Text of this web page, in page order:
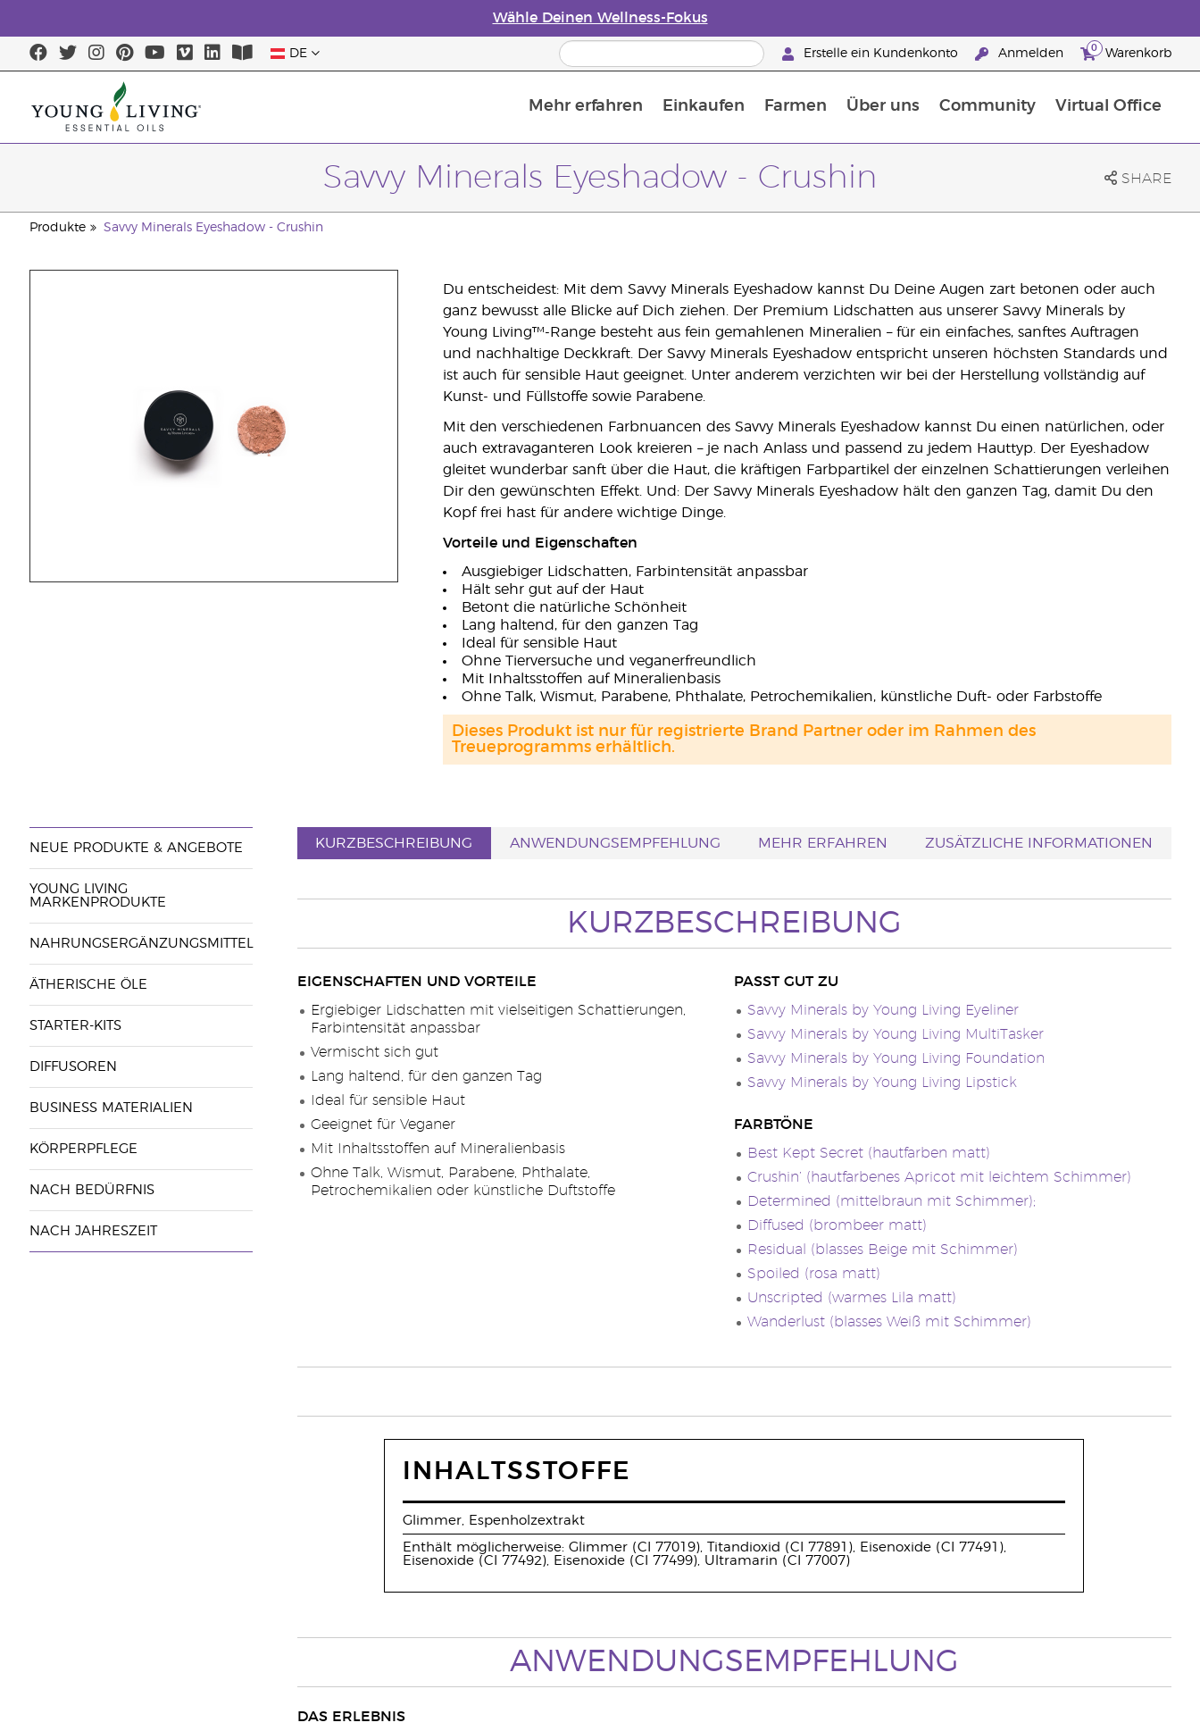
Wähle Deinen Wellness-Fokus
DE Erstelle ein Kundenkonto Anmelden 0 Warenkorb
Mehr erfahren Einkaufen Farmen Über uns Community Virtual Office
Savvy Minerals Eyeshadow - Crushin SHARE
Produkte Savvy Minerals Eyeshadow - Crushin
Du entscheidest: Mit dem Savvy Minerals Eyeshadow kannst Du Deine Augen zart betonen oder auch
ganz bewusst alle Blicke auf Dich ziehen. Der Premium Lidschatten aus unserer Savvy Minerals by
Young Living™-Range besteht aus fein gemahlenen Mineralien – für ein einfaches, sanftes Auftragen
und nachhaltige Deckkraft. Der Savvy Minerals Eyeshadow entspricht unseren höchsten Standards und
ist auch für sensible Haut geeignet. Unter anderem verzichten wir bei der Herstellung vollständig auf
Kunst- und Füllstoffe sowie Parabene.
Mit den verschiedenen Farbnuancen des Savvy Minerals Eyeshadow kannst Du einen natürlichen, oder
auch extravaganteren Look kreieren – je nach Anlass und passend zu jedem Hauttyp. Der Eyeshadow
gleitet wunderbar sanft über die Haut, die kräftigen Farbpartikel der einzelnen Schattierungen verleihen
Dir den gewünschten Effekt. Und: Der Savvy Minerals Eyeshadow hält den ganzen Tag, damit Du den
Kopf frei hast für andere wichtige Dinge.
Vorteile und Eigenschaften
Ausgiebiger Lidschatten, Farbintensität anpassbar
Hält sehr gut auf der Haut
Betont die natürliche Schönheit
Lang haltend, für den ganzen Tag
Ideal für sensible Haut
Ohne Tierversuche und veganerfreundlich
Mit Inhaltsstoffen auf Mineralienbasis
Ohne Talk, Wismut, Parabene, Phthalate, Petrochemikalien, künstliche Duft- oder Farbstoffe
Dieses Produkt ist nur für registrierte Brand Partner oder im Rahmen des
Treueprogramms erhältlich.
NEUE PRODUKTE & ANGEBOTE
YOUNG LIVING
MARKENPRODUKTE
NAHRUNGSERGÄNZUNGSMITTEL
ÄTHERISCHE ÖLE
STARTER-KITS
DIFFUSOREN
BUSINESS MATERIALIEN
KÖRPERPFLEGE
NACH BEDÜRFNIS
NACH JAHRESZEIT
KURZBESCHREIBUNG ANWENDUNGSEMPFEHLUNG MEHR ERFAHREN ZUSÄTZLICHE INFORMATIONEN
KURZBESCHREIBUNG
EIGENSCHAFTEN UND VORTEILE
Ergiebiger Lidschatten mit vielseitigen Schattierungen,
Farbintensität anpassbar
Vermischt sich gut
Lang haltend, für den ganzen Tag
Ideal für sensible Haut
Geeignet für Veganer
Mit Inhaltsstoffen auf Mineralienbasis
Ohne Talk, Wismut, Parabene, Phthalate,
Petrochemikalien oder künstliche Duftstoffe
PASST GUT ZU
Savvy Minerals by Young Living Eyeliner
Savvy Minerals by Young Living MultiTasker
Savvy Minerals by Young Living Foundation
Savvy Minerals by Young Living Lipstick
FARBTÖNE
Best Kept Secret (hautfarben matt)
Crushin’ (hautfarbenes Apricot mit leichtem Schimmer)
Determined (mittelbraun mit Schimmer);
Diffused (brombeer matt)
Residual (blasses Beige mit Schimmer)
Spoiled (rosa matt)
Unscripted (warmes Lila matt)
Wanderlust (blasses Weiß mit Schimmer)
INHALTSSTOFFE
Glimmer, Espenholzextrakt
Enthält möglicherweise: Glimmer (CI 77019), Titandioxid (CI 77891), Eisenoxide (CI 77491),
Eisenoxide (CI 77492), Eisenoxide (CI 77499), Ultramarin (CI 77007)
ANWENDUNGSEMPFEHLUNG
DAS ERLEBNIS